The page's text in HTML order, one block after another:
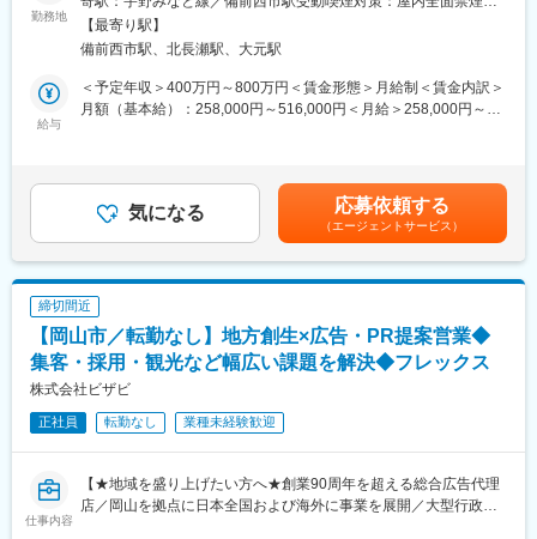
■組織構成
・岡山支店：3名(支店長1名、アソシエイト2名 事務1名)
・2.30代で構成されており、役員含め平均年齢32歳と若いです
営業・保険営業・採用コンサル・太陽光の法人営業・人材サービ
ス業（法人向け）
継者問題や事業拡大の悩みを解決し、地域経済の活性化に貢献で
きます
◎昇進機会：アソシエイトからシニアアソシエイト、マネージャ
ー、支店長、取締役といった明確なキャリアパスが用意されてお
り、入社後1～2年での昇格事例も多数あります
◎フレキシブルな働き方：フレックス制度を利用して家族との時
間や業務外の勉強時間も確保できます
◎成果主義：成果と評価が直結しており、頑張りがしっかりと給
与に反映されます。主体的に働きたい、成果を出してしっかりと
稼ぎたい方に最適な環境です
変更の範囲：会社の定める業務
頂きます。
具体的には経営者へのヒヤリング、経営課題の分析、事業戦略策
定支援、財務分析、計画実行支援、効果検証など経営改善に向け
たコンサルティング全般をお任せいたします。
※経営計画書、事業計画書、中期経営計画等を立てて頂く業務にな
※顧客と金融機関への外回りがメインですが、経営課題を検証・分
析・取りまとめの上、資料作りなど事務業務もございます。
きます。業務に慣れ社内で定めた一定以上のスキルを習得したと
認められた後に、少しずつ数を増やしながら顧問先の担当者にな
っていただきます。
■就業環境
定時退社推奨・残業20ｈ程度・年休１２４日・フレックス制・マ
■キャリアパス：
勤務地
更の範囲：無
【最寄り駅】
備前西市駅、北長瀬駅、大元駅
給与
＜予定年収＞400万円～800万円＜賃金形態＞月給制＜賃金内訳＞
月額（基本給）：258,000円～516,000円＜月給＞258,000円～
支給実績 計3.5か月分賃金はあくまでも目安の金額であり、選考を
通じて上下する可能性があります。月給(月額)は固定手当を含めた
表記です。
気になる 応募依頼する
（エージェントサービス）
締切間近
【岡山市／転勤なし】地方創生×広告・PR提案営業◆
集客・採用・観光など幅広い課題を解決◆フレックス
株式会社ビザビ
正社員 転勤なし 業種未経験歓迎
仕事内容
【★地域を盛り上げたい方へ★創業90周年を超える総合広告代理
店／岡山を拠点に日本全国および海外に事業を展開／大型行政案